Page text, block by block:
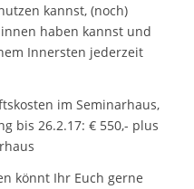
kannst, (noch)
haben kannst und
Innersten jederzeit
im Seminarhaus,
bis 26.2.17: € 550,- plus
könnt Ihr Euch gerne